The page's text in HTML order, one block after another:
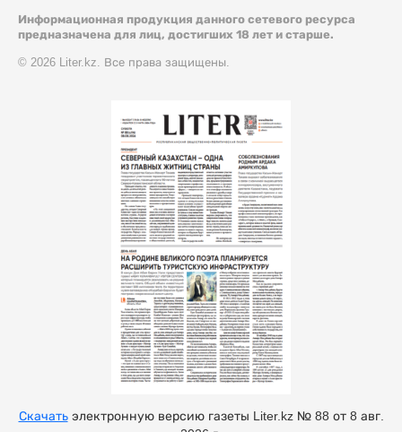
Информационная продукция данного сетевого ресурса
предназначена для лиц, достигших 18 лет и старше.
© 2026 Liter.kz. Все права защищены.
Скачатьэлектронную версию газеты Liter.kz № 88 от 8 авг.